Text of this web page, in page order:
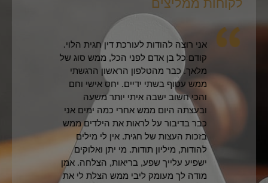
אני רוצה להודות לעורכת דין חגית הלוי.
קודם כל בן אדם לפני הכל, ממש סוג של
מלאך. כבר מהטלפון הראשון הרגשתי
ממש עטוף בשתי ידיים. יחס אישי וחם
והכי חשוב ישבה איתי יותר משעה
ובעצתה היום ממש אחרי כמה ימים אני
כבר בדיבור על לראות את הילדים ממש
בזכות העצות של חגית. אין לי מילים
להודות, מיליון תודות. מי יתן ואלוקים
ישפיע עלייך שפע, בריאות, הצלחה. אמן
מודה לך מעומק ליבי ממש הצלת לי את
לקוחות ממליצים